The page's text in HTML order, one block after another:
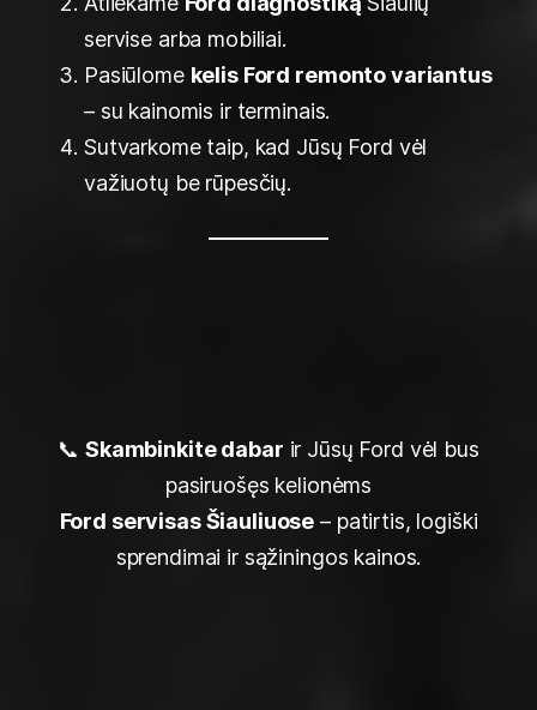
servise arba mobiliai.
Pasiūlome kelis Ford remonto variantus
– su kainomis ir terminais.
Sutvarkome taip, kad Jūsų Ford vėl
važiuotų be rūpesčių.
📞Skambinkite dabar ir Jūsų Ford vėl bus
pasiruošęs kelionėms
Ford servisas Šiauliuose – patirtis, logiški
sprendimai ir sąžiningos kainos.